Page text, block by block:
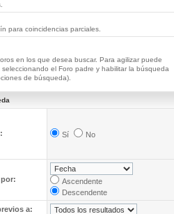
para coincidencias parciales.
en los que desea buscar. Para agilizar puede
el Foro padre y habilitar la búsqueda
de búsqueda).
Sí No
Ascendente
Descendente
a: